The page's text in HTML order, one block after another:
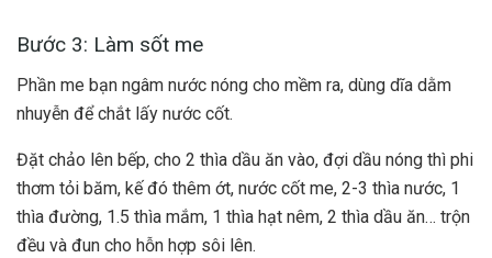
Bước 3: Làm sốt me
Phần me bạn ngâm nước nóng cho mềm ra, dùng dĩa dằm
nhuyễn để chắt lấy nước cốt.
Đặt chảo lên bếp, cho 2 thìa dầu ăn vào, đợi dầu nóng thì phi
thơm tỏi băm, kế đó thêm ớt, nước cốt me, 2-3 thìa nước, 1
thìa đường, 1.5 thìa mắm, 1 thìa hạt nêm, 2 thìa dầu ăn… trộn
đều và đun cho hỗn hợp sôi lên.